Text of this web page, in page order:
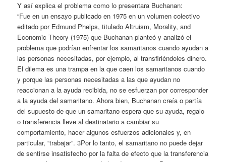
Y así explica el problema como lo presentara Buchanan:
“Fue en un ensayo publicado en 1975 en un volumen colectivo
editado por Edmund Phelps, titulado Altruism, Morality, and
Economic Theory (1975) que Buchanan planteó y analizó el
problema que podrían enfrentar los samaritanos cuando ayudan a
las personas necesitadas, por ejemplo, al transfiriéndoles dinero.
El dilema es una trampa en la que caen los samaritanos cuando
y porque las personas necesitadas a las que ayudan no
reaccionan a la ayuda recibida, no se esfuerzan por corresponder
a la ayuda del samaritano. Ahora bien, Buchanan creía o partía
del supuesto de que un samaritano espera que su ayuda, regalo
o transferencia lleve al destinatario a cambiar su
comportamiento, hacer algunos esfuerzos adicionales y, en
particular, “trabajar”. 3Por lo tanto, el samaritano no puede dejar
de sentirse insatisfecho por la falta de efecto que la transferencia